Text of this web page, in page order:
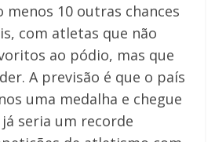
menos 10 outras chances
com atletas que não
ao pódio, mas que
A previsão é que o país
uma medalha e chegue
seria um recorde